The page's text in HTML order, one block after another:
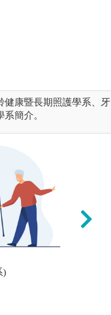
健康暨長期照護學系、牙
簡介。
)